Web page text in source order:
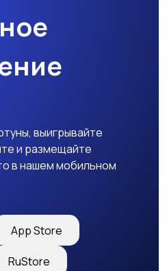
Детская обувь
выигрывайте
и размещайте
в нашем мобильном
App Store
RuStore